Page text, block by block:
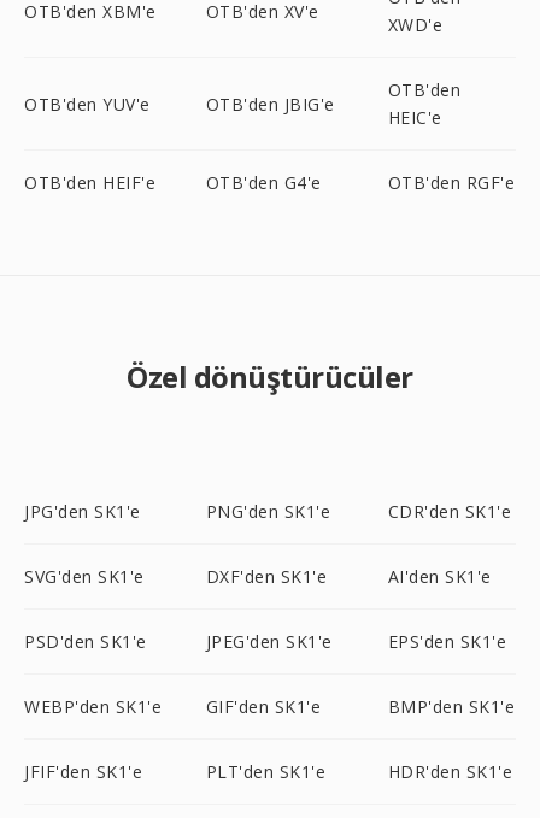
OTB'den XBM'e OTB'den XV'e
XWD'e
OTB'den YUV'e OTB'den JBIG'e
OTB'den
HEIC'e
OTB'den HEIF'e OTB'den G4'e OTB'den RGF'e
Özel dönüştürücüler
JPG'den SK1'e PNG'den SK1'e CDR'den SK1'e
SVG'den SK1'e DXF'den SK1'e AI'den SK1'e
PSD'den SK1'e JPEG'den SK1'e EPS'den SK1'e
WEBP'den SK1'e GIF'den SK1'e BMP'den SK1'e
JFIF'den SK1'e PLT'den SK1'e HDR'den SK1'e